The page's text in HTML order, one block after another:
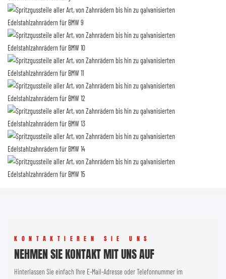
KONTAKTIEREN SIE UNS
NEHMEN SIE KONTAKT MIT UNS AUF
Hinterlassen Sie einfach Ihre E-Mail-Adresse oder Telefonnummer im